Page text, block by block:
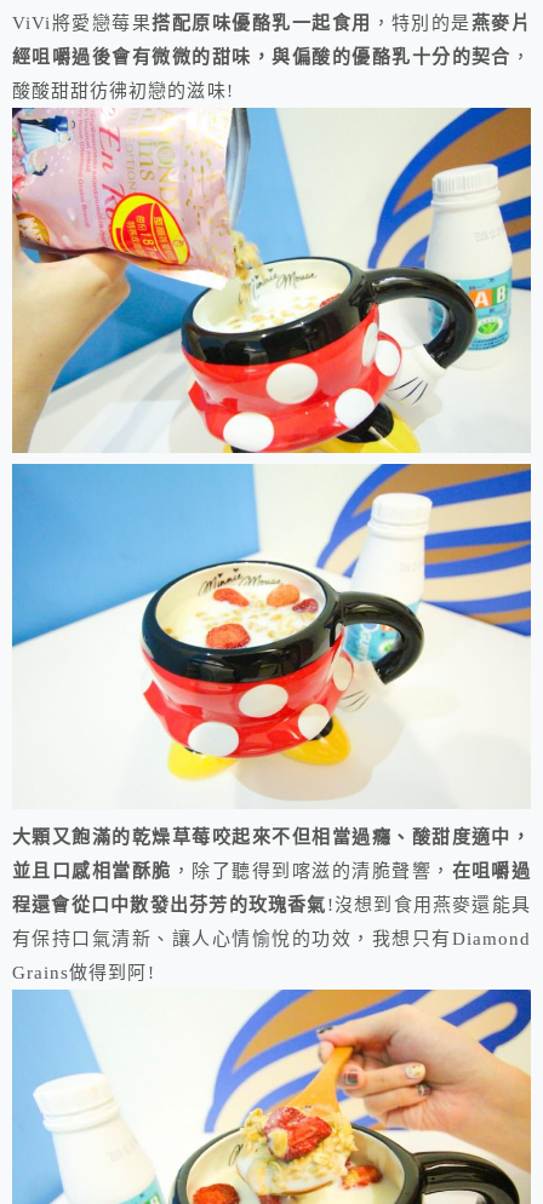
ViVi將愛戀莓果搭配原味優酪乳一起食用 ，特別的是燕麥片
經咀嚼過後會有微微的甜味，與偏酸的優酪乳十分的契合 ，
酸酸甜甜彷彿初戀的滋味!
大顆又飽滿的乾燥草莓咬起來不但相當過癮、酸甜度適中，
並且口感相當酥脆 ，除了聽得到喀滋的清脆聲響， 在咀嚼過
程還會從口中散發出芬芳的玫瑰香氣!沒想到食用燕麥還能具
有保持口氣清新、讓人心情愉悅的功效，我想只有Diamond
Grains做得到阿!